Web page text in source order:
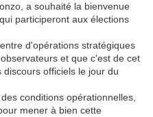
a souhaité la bienvenue
participeront aux élections
d'opérations stratégiques
et que c'est de cet
officiels le jour du
conditions opérationnelles,
mener à bien cette